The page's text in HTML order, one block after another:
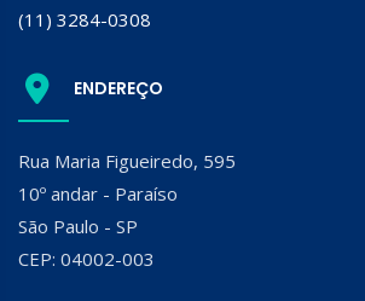
(11) 3284-0308
ENDEREÇO
Rua Maria Figueiredo, 595
10º andar - Paraíso
São Paulo - SP
CEP: 04002-003